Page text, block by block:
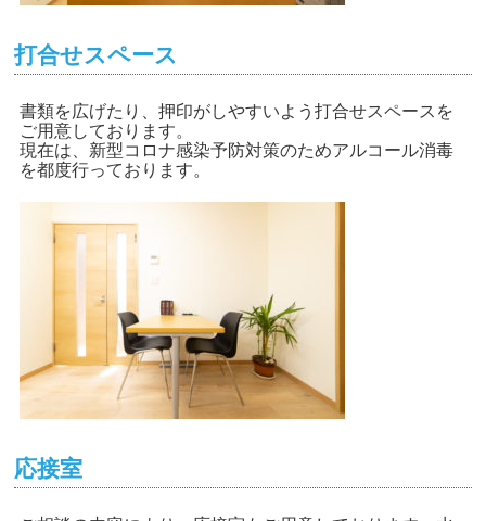
打合せスペース
書類を広げたり、押印がしやすいよう打合せスペースを
ご用意しております。
現在は、新型コロナ感染予防対策のためアルコール消毒
を都度行っております。
応接室